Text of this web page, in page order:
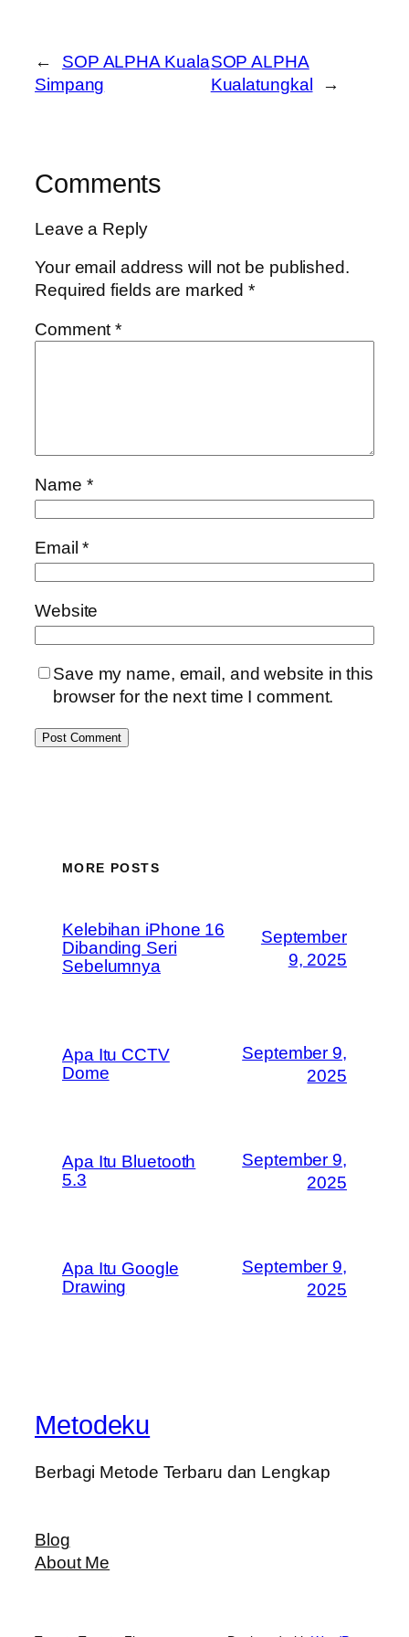
←
SOP ALPHA Kuala
Simpang
SOP ALPHA
Kualatungkal
→
Comments
Leave a Reply
Your email address will not be published.
Required fields are marked*
Comment*
Name *
Email*
Website
Save my name, email, and website in this
browser for the next time I comment.
MORE POSTS
Kelebihan iPhone 16
Dibanding Seri
Sebelumnya
September
9, 2025
Apa Itu CCTV
Dome
September 9,
2025
Apa Itu Bluetooth
5.3
September 9,
2025
Apa Itu Google
Drawing
September 9,
2025
Metodeku
Berbagi Metode Terbaru dan Lengkap
Blog
About Me